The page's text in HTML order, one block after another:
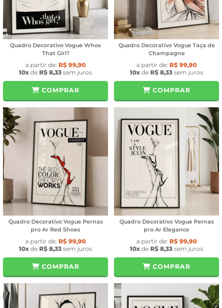
Quadro Decorativo Vogue Whos
That Girl?
a partir de: R$ 99,90
10x de R$ 8,33 sem juros
COMPRAR
Quadro Decorativo Vogue Taça de
Champagne
a partir de: R$ 99,90
10x de R$ 8,33 sem juros
COMPRAR
Quadro Decorativo Vogue Pernas
pro Ar Red Shoes
a partir de: R$ 99,90
10x de R$ 8,33 sem juros
COMPRAR
Quadro Decorativo Vogue Pernas
pro Ar Elegance
a partir de: R$ 99,90
10x de R$ 8,33 sem juros
COMPRAR